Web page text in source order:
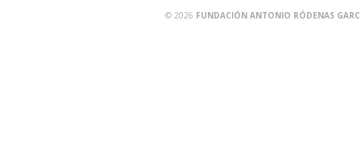
© 2026 FUNDACIÓN ANTONIO RÓDENAS